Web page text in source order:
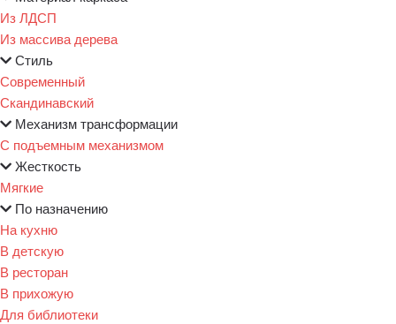
Из ЛДСП
Из массива дерева
Стиль
Современный
Скандинавский
Механизм трансформации
С подъемным механизмом
Жесткость
Мягкие
По назначению
На кухню
В детскую
В ресторан
В прихожую
Для библиотеки